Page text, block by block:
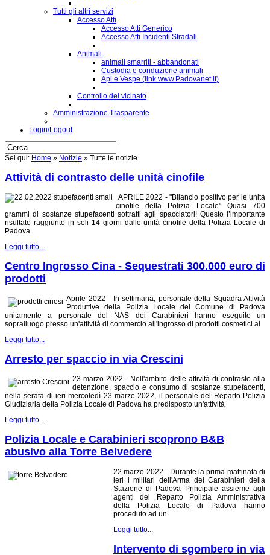
Tutti gli altri servizi
Accesso Atti
Accesso Atti Generico
Accesso Atti Incidenti Stradali
Animali
animali smarriti - abbandonati
Custodia e conduzione animali
Api e Vespe (link www.Padovanet.it)
Controllo del vicinato
Amministrazione Trasparente
Login/Logout
Sei qui: Home » Notizie » Tutte le notizie
Attività di contrasto delle unità cinofile
APRILE 2022 - "Bilancio positivo per le unità
cinofile della Polizia Locale" Quasi 700
grammi di sostanze stupefacenti sottratti agli spacciatori! Questo l’importante
risultato raggiunto in soli 14 giorni dalle unità cinofile della Polizia Locale di
Padova
Leggi tutto...
Centro Ingrosso Cina - Sequestrati 300.000 euro di
prodotti
Aprile 2022 - In settimana, personale della Squadra Attività
Produttive della Polizia Locale del Comune di Padova
unitamente a personale del NAS dei Carabinieri hanno eseguito un
sopralluogo presso un'attività di commercio all'ingrosso di prodotti cosmetici al
Leggi tutto...
Arresto per spaccio in via Crescini
23 marzo 2022 - Nell'ambito delle attività di contrasto alla
detenzione, spaccio e consumo di sostanze stupefacenti,
nella serata di ieri mercoledì 23 marzo 2022, il personale del Reparto Polizia
Giudiziaria della Polizia Locale di Padova ha predisposto un'attività
Leggi tutto...
Polizia Locale e Carabinieri scoprono B&B
abusivo alla Torre Belvedere
22 marzo 2022 - Durante la prima mattinata di
ieri i militari dell'Arma dei Carabinieri della
Stazione di Padova Principale assieme agli
agenti del Reparto Polizia Amministrativa
della Polizia Locale di Padova hanno
proceduto ad un
Leggi tutto...
Intervento di sgombero in via